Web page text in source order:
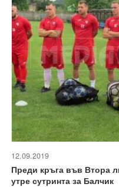
12.09.2019
Преди кръга във Втора
утре сутринта за Балчик